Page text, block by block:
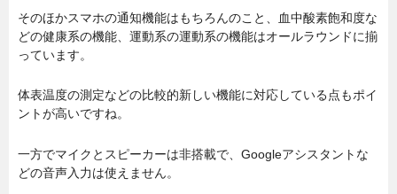
そのほかスマホの通知機能はもちろんのこと、血中酸素飽和度な
どの健康系の機能、運動系の運動系の機能はオールラウンドに揃
っています。
体表温度の測定などの比較的新しい機能に対応している点もポイ
ントが高いですね。
一方でマイクとスピーカーは非搭載で、Googleアシスタントな
どの音声入力は使えません。